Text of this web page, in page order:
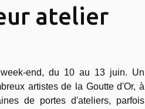
atelier
end, du 10 au 13 juin. Un
artistes de la Goutte d'Or, à
de portes d'ateliers, parfois